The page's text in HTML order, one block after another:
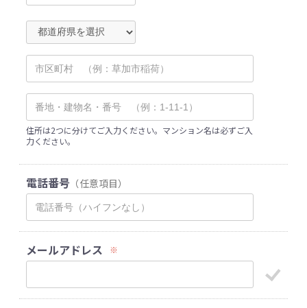
住所は2つに分けてご入力ください。マンション名は必ずご入
力ください。
電話番号 （任意項目）
メールアドレス ※